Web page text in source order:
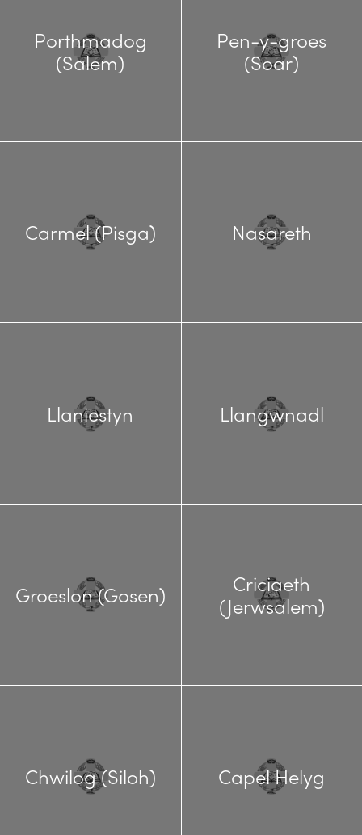
Porthmadog
(Salem)
Pen-y-groes
(Soar)
Carmel (Pisga) Nasareth
Llaniestyn Llangwnadl
Groeslon (Gosen)
Criciaeth
(Jerwsalem)
Chwilog (Siloh) Capel Helyg